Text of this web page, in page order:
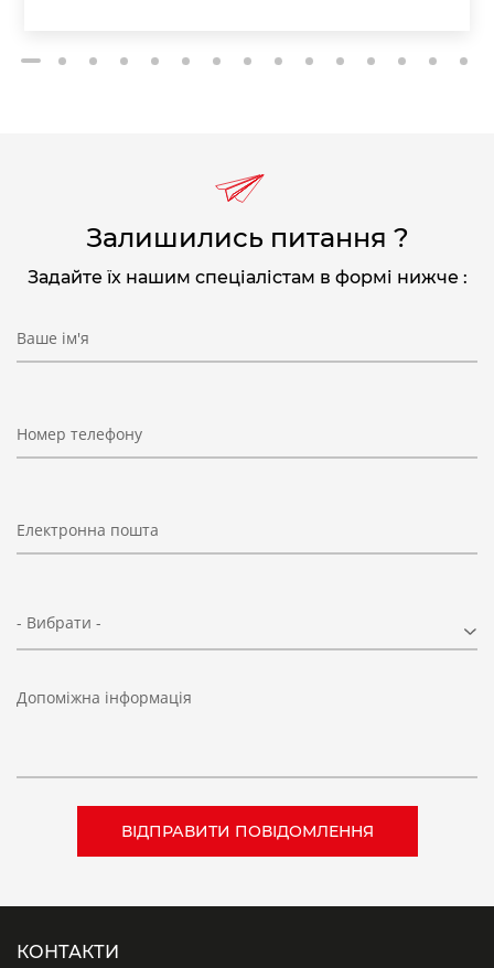
2 3 4 5 6 7 8 9 10 11 12 13 14 15
Залишились питання ?
Задайте їх нашим спеціалістам в формі нижче :
Ваше ім'я
Номер телефону
Електронна пошта
- Вибрати -
Допоміжна інформація
КОНТАКТИ